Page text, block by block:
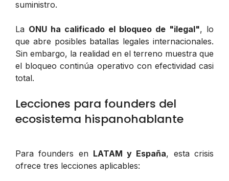
suministro.
La ONU ha calificado el bloqueo de "ilegal", lo
que abre posibles batallas legales internacionales.
Sin embargo, la realidad en el terreno muestra que
el bloqueo continúa operativo con efectividad casi
total.
Lecciones para founders del
ecosistema hispanohablante
Para founders en LATAM y España, esta crisis
ofrece tres lecciones aplicables: